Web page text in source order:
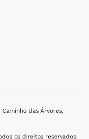
das Árvores,
os direitos reservados.